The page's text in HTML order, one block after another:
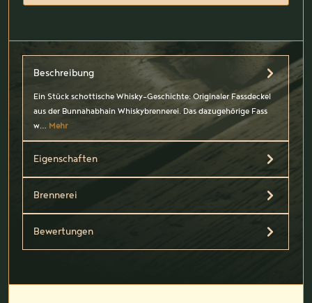
Beschreibung
Ein Stück schottische Whisky-Geschichte: Originaler Fassdeckel
aus der Bunnahabhain Whiskybrennerei. Das dazugehörige Fass
w… Mehr
Eigenschaften
Brennerei
Bewertungen